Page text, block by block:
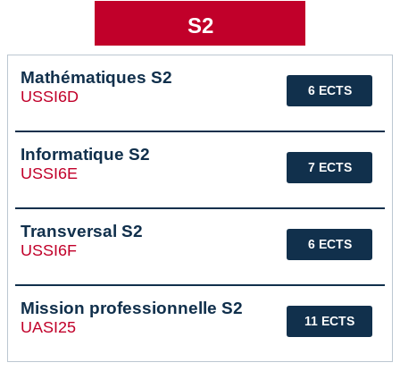
S2
6 ECTS
Mathématiques S2
USSI6D
7 ECTS
Informatique S2
USSI6E
6 ECTS
Transversal S2
USSI6F
11 ECTS
Mission professionnelle S2
UASI25